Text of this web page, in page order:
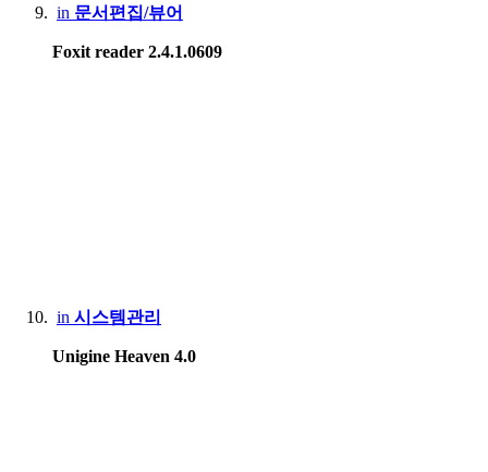
in 문서편집/뷰어
Foxit reader 2.4.1.0609
in 시스템관리
Unigine Heaven 4.0